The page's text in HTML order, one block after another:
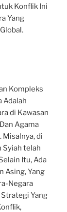
Konflik Ini
Yang
Kompleks
Adalah
di Kawasan
Agama
Misalnya, di
Syiah telah
Itu, Ada
Asing, Yang
Negara
Yang